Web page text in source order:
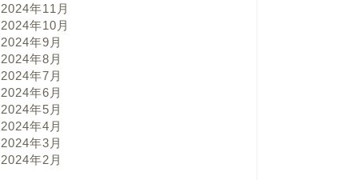
2024年11月
2024年10月
2024年9月
2024年8月
2024年7月
2024年6月
2024年5月
2024年4月
2024年3月
2024年2月